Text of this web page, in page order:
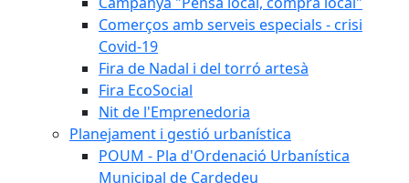
Comerços amb serveis especials - crisi
Covid-19
Fira de Nadal i del torró artesà
Fira EcoSocial
Nit de l'Emprenedoria
Planejament i gestió urbanística
POUM - Pla d'Ordenació Urbanística
Municipal de Cardedeu